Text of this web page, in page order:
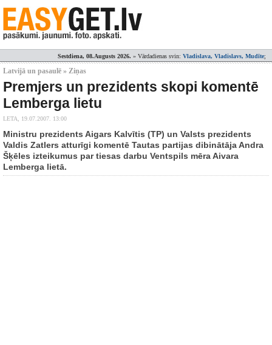
Sestdiena, 08.Augusts 2026. » Vārdadienas svin: Vladislava, Vladislavs, Mudīte;
Latvijā un pasaulē » Ziņas
Premjers un prezidents skopi komentē
Lemberga lietu
LETA, 19.07.2007. 13:00
Ministru prezidents Aigars Kalvītis (TP) un Valsts prezidents
Valdis Zatlers atturīgi komentē Tautas partijas dibinātāja Andra
Šķēles izteikumus par tiesas darbu Ventspils mēra Aivara
Lemberga lietā.